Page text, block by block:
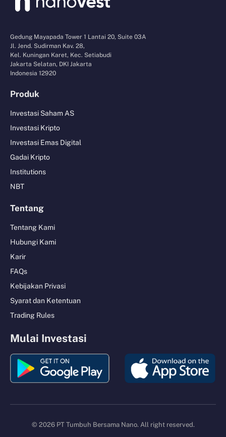
Gedung Mayapada Tower 1 Lantai 20, Suite 03A
Jl. Jend. Sudirman Kav. 28,
Kel. Kuningan Karet, Kec. Setiabudi
Jakarta Selatan, DKI Jakarta
Indonesia 12920
Produk
Investasi Saham AS
Investasi Kripto
Investasi Emas Digital
Gadai Kripto
Institutions
NBT
Tentang
Tentang Kami
Hubungi Kami
Karir
FAQs
Kebijakan Privasi
Syarat dan Ketentuan
Trading Rules
Mulai Investasi
© 2026 PT Tumbuh Bersama Nano. All right reserved.